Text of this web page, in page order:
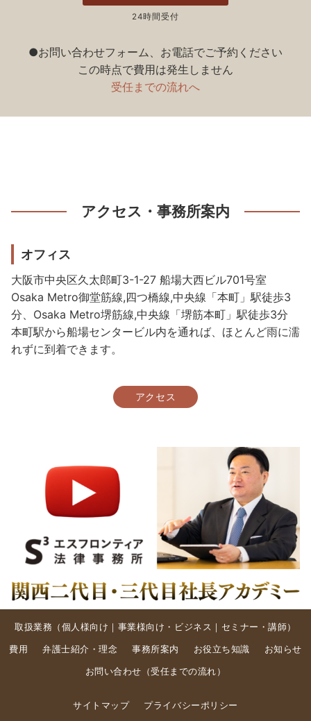
24時間受付
●お問い合わせフォーム、お電話でご予約ください
この時点で費用は発生しません
受任までの流れへ
アクセス・事務所案内
オフィス
大阪市中央区久太郎町3-1-27 船場大西ビル701号室
Osaka Metro御堂筋線,四つ橋線,中央線「本町」駅徒歩3
分、Osaka Metro堺筋線,中央線「堺筋本町」駅徒歩3分
本町駅から船場センタービル内を通れば、ほとんど雨に濡
れずに到着できます。
アクセス
取扱業務（ 個人様向け ｜ 事業様向け・ビジネス ｜ セミナー・講師）
費用 弁護士紹介・理念 事務所案内 お役立ち知識 お知らせ
お問い合わせ （受任までの流れ ）
サイトマップ プライバシーポリシー